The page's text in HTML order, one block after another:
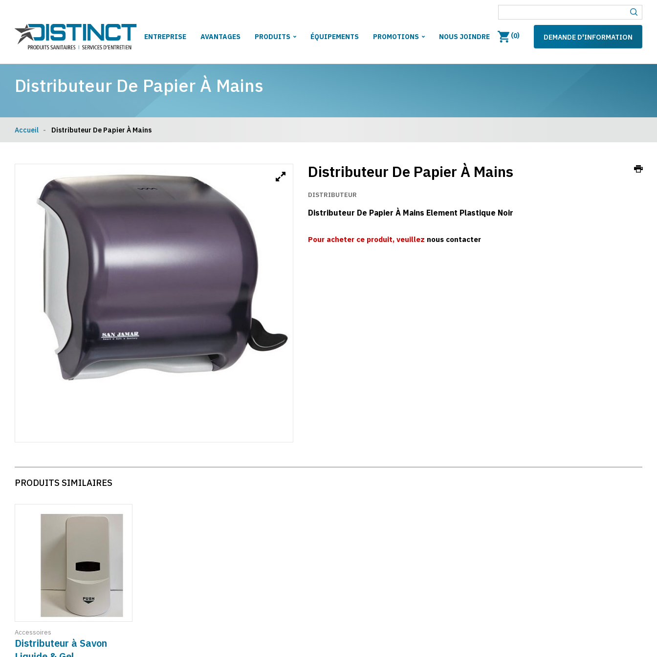
ENTREPRISE AVANTAGES PRODUITS ÉQUIPEMENTS PROMOTIONS NOUS JOINDRE (0) DEMANDE D'INFORMATION
Distributeur De Papier À Mains
Accueil Distributeur De Papier À Mains
Distributeur De Papier À Mains
DISTRIBUTEUR
Distributeur De Papier À Mains Element Plastique Noir
Pour acheter ce produit, veuillez nous contacter
PRODUITS SIMILAIRES
Accessoires
Distributeur à Savon